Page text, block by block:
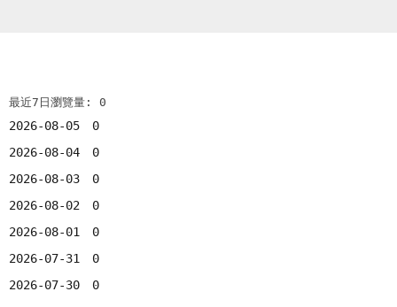
最近7日瀏覽量: 0
2026-08-05
0
2026-08-04
0
2026-08-03
0
2026-08-02
0
2026-08-01
0
2026-07-31
0
2026-07-30
0